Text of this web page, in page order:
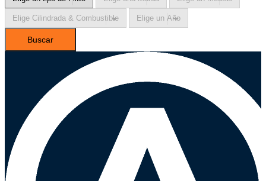
selladores
Buscar